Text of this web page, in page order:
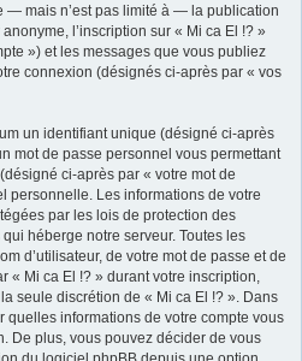
— mais n’est pas limité à — la publication
l’inscription sur « Mi ca El !? »
») et les messages que vous publiez
connexion (désignés ci-après par « vos
un identifiant unique (désigné ci-après
mot de passe personnel vous permettant
ci-après par « votre mot de
personnelle. Les informations de votre
par les lois de protection des
héberge notre serveur. Toutes les
d’utilisateur, de votre mot de passe et de
« Mi ca El !? » durant votre inscription,
seule discrétion de « Mi ca El !? ». Dans
quelles informations de votre compte vous
De plus, vous pouvez décider de vous